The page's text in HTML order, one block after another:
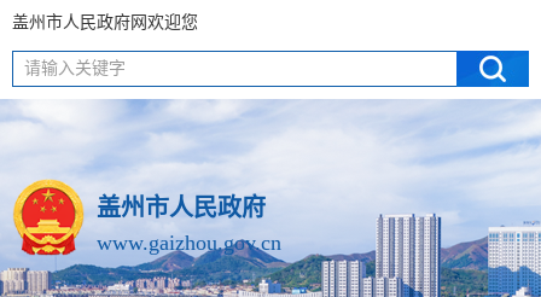
盖州市人民政府网欢迎您
请输入关键字
盖州市人民政府
www.gaizhou.gov.cn